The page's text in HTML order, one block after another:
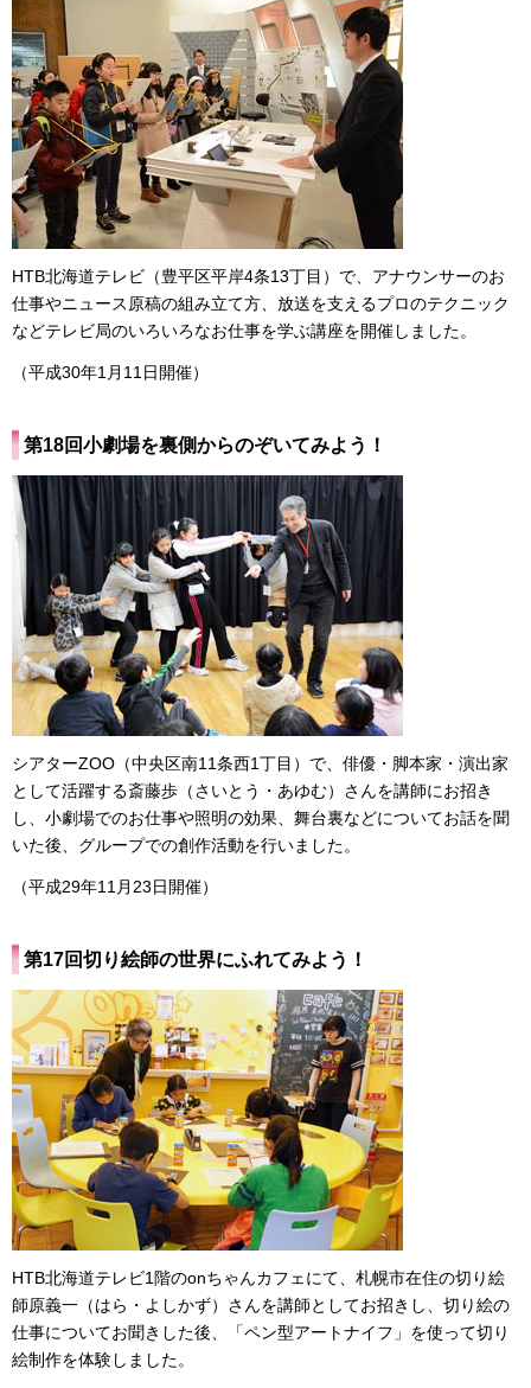
HTB北海道テレビ（豊平区平岸4条13丁目）で、アナウンサーのお
仕事やニュース原稿の組み立て方、放送を支えるプロのテクニック
などテレビ局のいろいろなお仕事を学ぶ講座を開催しました。
（平成30年1月11日開催）
第18回小劇場を裏側からのぞいてみよう！
シアターZOO（中央区南11条西1丁目）で、俳優・脚本家・演出家
として活躍する斎藤歩（さいとう・あゆむ）さんを講師にお招き
し、小劇場でのお仕事や照明の効果、舞台裏などについてお話を聞
いた後、グループでの創作活動を行いました。
（平成29年11月23日開催）
第17回切り絵師の世界にふれてみよう！
HTB北海道テレビ1階のonちゃんカフェにて、札幌市在住の切り絵
師原義一（はら・よしかず）さんを講師としてお招きし、切り絵の
仕事についてお聞きした後、「ペン型アートナイフ」を使って切り
絵制作を体験しました。